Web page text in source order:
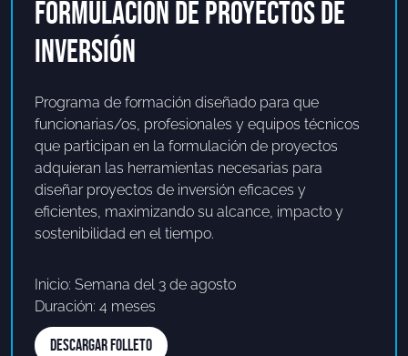
FORMULACIÓN DE PROYECTOS DE
INVERSIÓN
Programa de formación diseñado para que
funcionarias/os, profesionales y equipos técnicos
que participan en la formulación de proyectos
adquieran las herramientas necesarias para
diseñar proyectos de inversión eficaces y
eficientes, maximizando su alcance, impacto y
sostenibilidad en el tiempo.
Inicio: Semana del 3 de agosto
Duración: 4 meses
DESCARGAR FOLLETO